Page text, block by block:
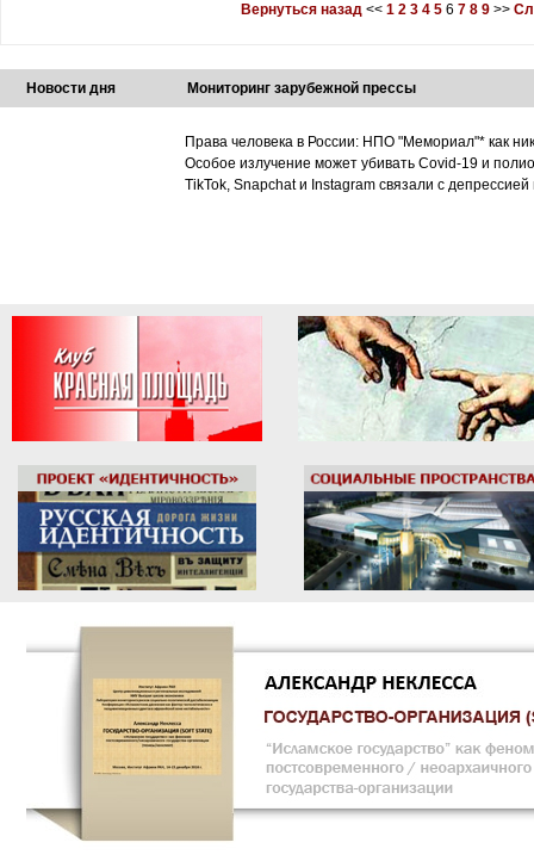
Вернуться назад << 1 2 3 4 5 6 7 8 9 >>
Новости дня Мониторинг зарубежной прессы
Права человека в России: НПО "Мемориал"* как
Особое излучение может убивать Covid-19 и
TikTok, Snapchat и Instagram связали с